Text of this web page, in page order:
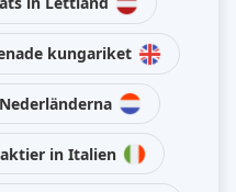
kungariket
in Italien